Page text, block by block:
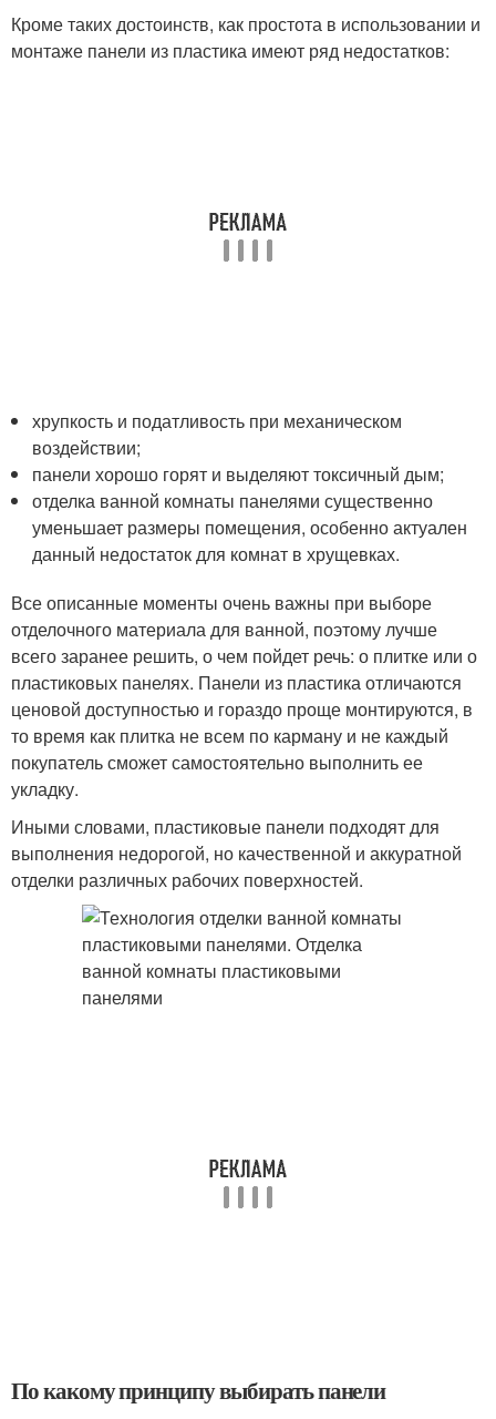
Кроме таких достоинств, как простота в использовании и
монтаже панели из пластика имеют ряд недостатков:
хрупкость и податливость при механическом
воздействии;
панели хорошо горят и выделяют токсичный дым;
отделка ванной комнаты панелями существенно
уменьшает размеры помещения, особенно актуален
данный недостаток для комнат в хрущевках.
Все описанные моменты очень важны при выборе
отделочного материала для ванной, поэтому лучше
всего заранее решить, о чем пойдет речь: о плитке или о
пластиковых панелях. Панели из пластика отличаются
ценовой доступностью и гораздо проще монтируются, в
то время как плитка не всем по карману и не каждый
покупатель сможет самостоятельно выполнить ее
укладку.
Иными словами, пластиковые панели подходят для
выполнения недорогой, но качественной и аккуратной
отделки различных рабочих поверхностей.
По какому принципу выбирать панели